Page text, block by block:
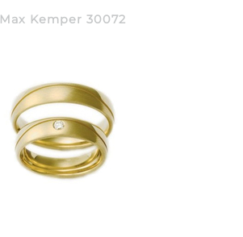
Max Kemper 30072